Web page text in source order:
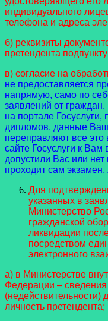
индивидуального
телефона и адреса
б) реквизиты
претендента
в) согласие на
не предоставляется
напрямую, само по
заявлений от
на портале
дипломов, данные
переправляют все
сайте Госуслуги к Вам
допустили Вас или
проходит сам
Для
указанных в
Министерство
гражданской
ликвидации
посредством
электронного
а) в Министерстве
Федерации – сведения
(недействительности)
личность претендента;